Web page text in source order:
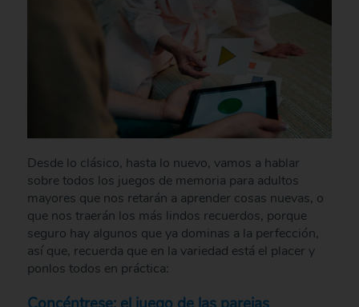
Desde lo clásico, hasta lo nuevo, vamos a hablar
sobre todos los juegos de memoria para adultos
mayores que nos retarán a aprender cosas nuevas, o
que nos traerán los más lindos recuerdos, porque
seguro hay algunos que ya dominas a la perfección,
así que, recuerda que en la variedad está el placer y
ponlos todos en práctica: